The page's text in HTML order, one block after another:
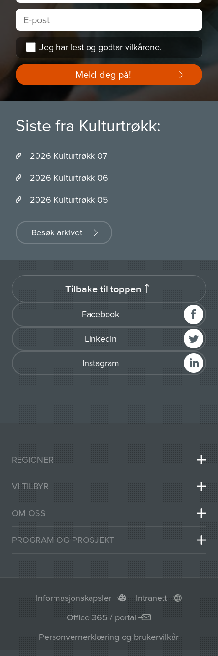
Jeg har lest og godtar vilkårene.
Meld deg på!
Siste fra Kulturtrøkk:
2026 Kulturtrøkk 07
2026 Kulturtrøkk 06
2026 Kulturtrøkk 05
Besøk arkivet
Facebook
LinkedIn
Instagram
Tilbake til toppen
REGIONER
VI TILBYR
OM OSS
PROGRAM OG PROSJEKT
Informasjonskapsler
Intranett
Office 365 / portal
Personvernerklæring og brukervilkår